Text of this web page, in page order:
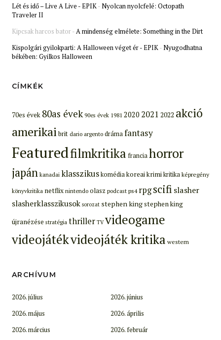
Lét és idő – Live A Live - EPIK-Nyolcan nyolcfelé: Octopath
Traveler II
Kipcsak harcos bator-A mindenség elmélete: Something in the Dirt
Kispolgári gyilokparti: A Halloween véget ér - EPIK-Nyugodhatna
békében: Gyilkos Halloween
CÍMKÉK
70es évek 80as évek 90es évek 1981 2020 2021 2022 akció
amerikaibrit dario argento drámafantasy
Featuredfilmkritika franciahorror
japán kanadai klasszikuskomédiakoreaikrimikritikaképregény
könyvkritika netflix nintendo olasz podcast ps4 rpgscifi slasher
slasherklasszikusok sorozat stephen kingstephen king
újranézése stratégia thriller TV videogame
videojátékvideojáték kritika western
ARCHÍVUM
2026. július
2026. június
2026. május
2026. április
2026. március
2026. február